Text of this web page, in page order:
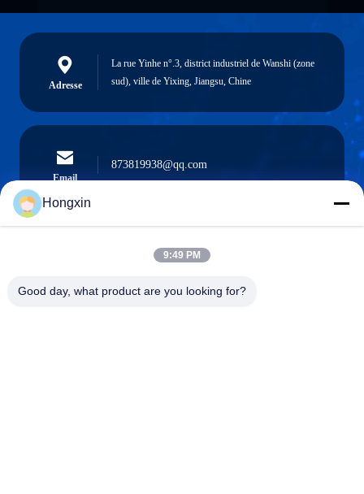
Adresse
La rue Yinhe n°.3, district industriel de Wanshi (zone
sud), ville de Yixing, Jiangsu, Chine
Email
873819938@qq.com
0086-510-13601538657
Hongxin
9:49 PM
Good day, what product are you looking for?